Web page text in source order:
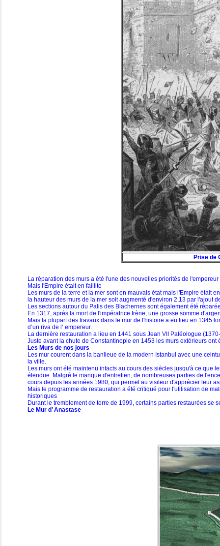
Prise de
La réparation des murs a été l'une des nouvelles priorités de
Mais l'Empire était en faillite
Les murs de la terre et la mer sont en mauvais état mais l'Empire était
la hauteur des murs de la mer soit augmenté d'environ 2,13 par l'ajout
Les sections autour du Palis des Blachernes sont également été
En 1317, après la mort de l'impératrice Irène, une grosse somme
Mais la plupart des travaux dans le mur de l'histoire a eu lieu en 1345
d’un riva de l’ empereur.
La dernière restauration a lieu en 1441 sous Jean VII Paléologue
Juste avant la chute de Constantinople en 1453 les murs extérieurs ont
Les Murs de nos jours
Les mur courent dans la banlieue de la modern Istanbul avec une
la ville.
Les murs ont été maintenu intacts au cours des siècles jusqu'à ce que
étendue. Malgré le manque d'entretien, de nombreuses parties de
cours depuis les années 1980, qui permet au visiteur d'apprécier leur
Mais le programme de restauration a été critiqué pour l'utilisation de
historiques
Durant le tremblement de terre de 1999, certains parties restaurées se
Le Mur d’ Anastase